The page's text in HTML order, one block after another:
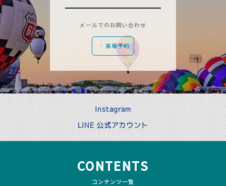
メールでのお問い合わせ
来場予約
Instagram
LINE 公式アカウント
CONTENTS
コンテンツ一覧